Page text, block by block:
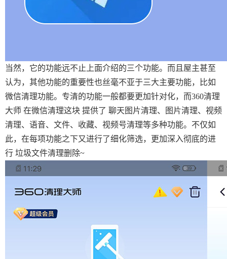
当然，它的功能远不止上面介绍的三个功能。而且屋主甚至
认为，其他功能的重要性也丝毫不亚于三大主要功能，比如
微信清理功能。专清的功能一般都要更加针对化，而360清理
大师 在微信清理这块 提供了 聊天图片清理、图片清理、视频
清理、语音、文件、收藏、视频号清理等多种功能。不仅如
此，在每项功能之下又进行了细化筛选，更加深入彻底的进
行 垃圾文件清理删除~